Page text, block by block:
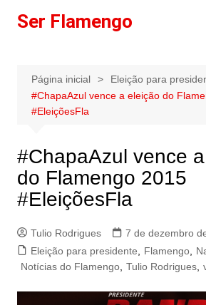
paraSer Flamengo
Página inicial
Eleição para
#ChapaAzul vence a eleição do
#EleiçõesFla
#ChapaAzul vence
do Flamengo 2015
#EleiçõesFla
Tulio Rodrigues
7 de dezembro
Eleição para presidente
Flamengo,
Notícias do Flamengo, Tulio Rodrigues,